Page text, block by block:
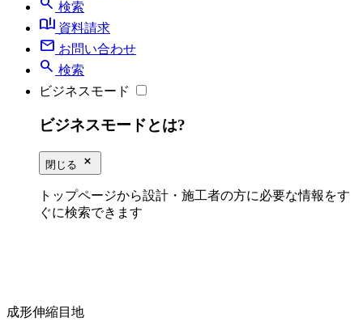
検索
book_ribbon 資料請求
mail お問い合わせ
search 検索
ビジネスモード
ビジネスモードとは?
閉じる close_small
トップページから設計・施工者の方に必要な情報をす
ぐに検索できます
成形伸縮目地